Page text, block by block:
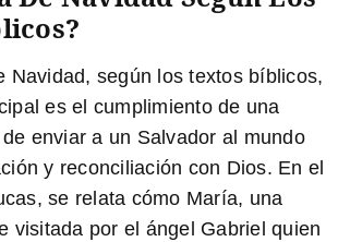
Navidad, según los textos bíblicos,
es el cumplimiento de una
enviar a un Salvador al mundo
y reconciliación con Dios. En el
se relata cómo María, una
visitada por el ángel Gabriel quien